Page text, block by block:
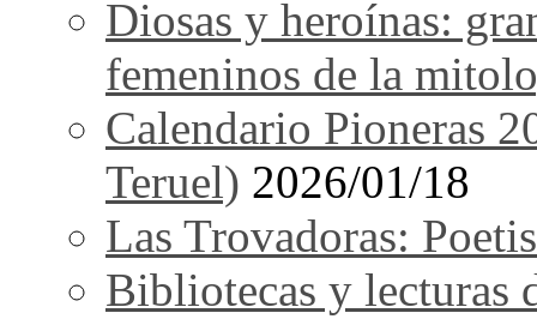
Diosas y heroínas:
femeninos de la
Calendario Pioneras
Teruel) 2026/01/18
Las Trovadoras:
Bibliotecas y lecturas